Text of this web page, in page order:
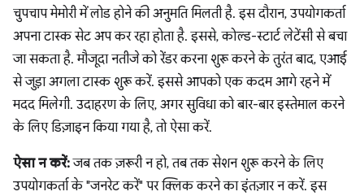
चुपचाप मेमोरी में लोड होने की अनुमति मिलती है. इस दौरान, उपयोगकर्ता
अपना टास्क सेट अप कर रहा होता है. इससे, कोल्ड-स्टार्ट लेटेंसी से बचा
जा सकता है. मौजूदा नतीजे को रेंडर करना शुरू करने के तुरंत बाद, एआई
से जुड़ा अगला टास्क शुरू करें. इससे आपको एक कदम आगे रहने में
मदद मिलेगी. उदाहरण के लिए, अगर सुविधा को बार-बार इस्तेमाल करने
के लिए डिज़ाइन किया गया है, तो ऐसा करें.
ऐसा न करें:जब तक ज़रूरी न हो, तब तक सेशन शुरू करने के लिए
उपयोगकर्ता के "जनरेट करें" पर क्लिक करने का इंतज़ार न करें. इस